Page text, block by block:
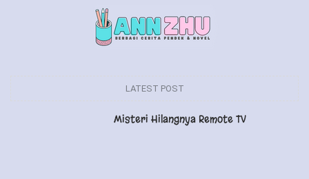
LATEST POST
Misteri Hilangnya Remote TV